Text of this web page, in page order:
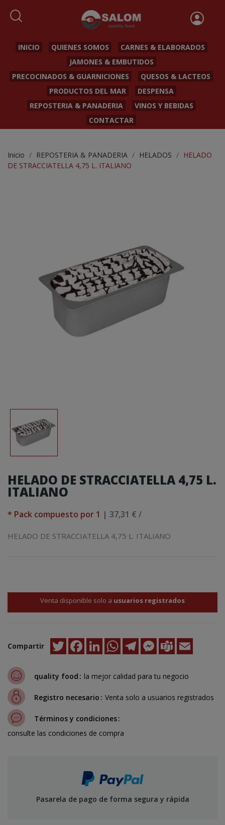
INICIO QUIENES SOMOS
CARNES & ELABORADOS
JAMONES & EMBUTIDOS
PRECOCINADOS & GUARNICIONES
QUESOS & LACTEOS
PRODUCTOS DEL MAR
DESPENSA
REPOSTERIA & PANADERIA
VINOS Y BEBIDAS
CONTACTAR
Inicio REPOSTERIA & PANADERIA HELADOS
HELADO
DE STRACCIATELLA 4,75 L. ITALIANO
HELADO DE STRACCIATELLA 4,75 L.
ITALIANO
* Pack compuesto por 1 | 37,31 € /
HELADO DE STRACCIATELLA 4,75 L. ITALIANO
Venta disponible solo a usuarios registrados
Compartir TwitterFacebookLinkedInWhatsAppTelegramMessenger
Teams
quality food la mejor calidad para tu negocio
Registro necesario Venta solo a usuarios registrados
Términos y condiciones
consulte las condiciones de compra
Pasarela de pago de forma segura y rápida